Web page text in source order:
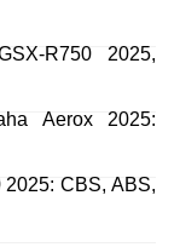
R750 2025,
Aerox 2025:
CBS, ABS,